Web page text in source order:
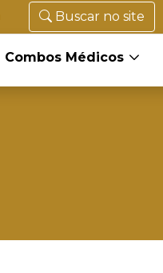
Buscar no site
Combos Médicos